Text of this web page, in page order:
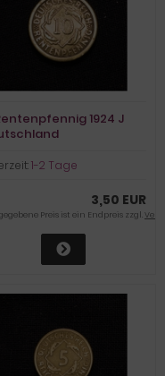
1924 J
1-2 Tage
3,50 EUR
Preis ist ein Endpreis zzgl.